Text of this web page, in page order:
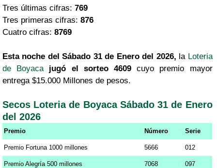
Tres últimas cifras: 769
Tres primeras cifras: 876
Cuatro cifras: 8769
Esta noche del Sábado 31 de Enero del 2026, la Loteria
de Boyaca
jugó el sorteo 4609cuyo premio mayor
entrega $15.000 Millones de pesos.
Secos Loteria de Boyaca Sábado 31 de Enero
del 2026
Premio Número Serie
Premio Fortuna 1000 millones 5666 012
Premio Alegría 500 millones 7068 097